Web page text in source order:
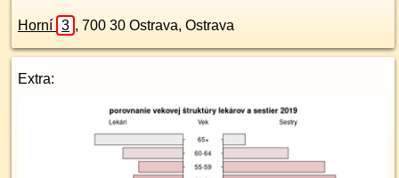
Horní 3 , 700 30 Ostrava, Ostrava
Extra: